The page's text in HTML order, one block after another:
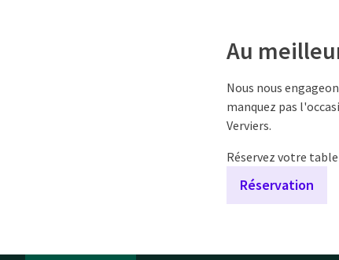
Au
Nous nous
manquez pas
Verviers.
Réservez votre
Réservation